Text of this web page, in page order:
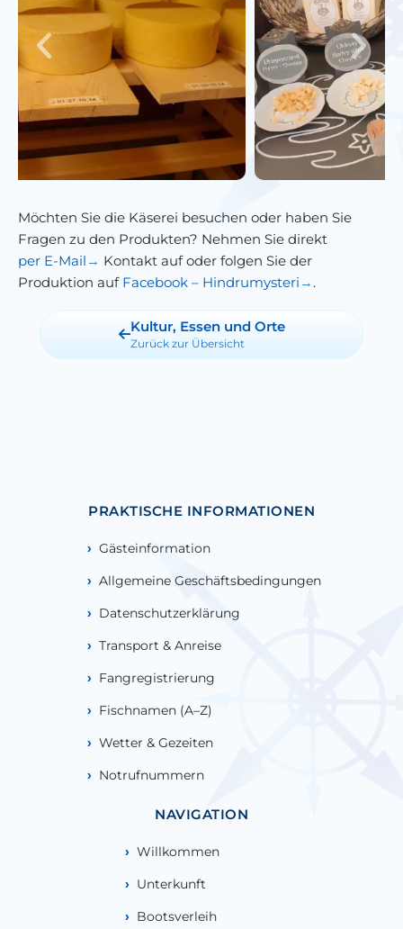
Möchten Sie die Käserei besuchen oder haben Sie
Fragen zu den Produkten? Nehmen Sie direkt
per E-Mail
Kontakt auf oder folgen Sie der
Produktion auf Facebook – Hindrumysteri .
Kultur, Essen und Orte
Zurück zur Übersicht
NAVIGATION
Willkommen
Unterkunft
Bootsverleih
PRAKTISCHE INFORMATIONEN
Gästeinformation
Allgemeine Geschäftsbedingungen
Datenschutzerklärung
Transport & Anreise
Fangregistrierung
Fischnamen (A–Z)
Wetter & Gezeiten
Notrufnummern